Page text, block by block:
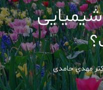
مهدی حامدی